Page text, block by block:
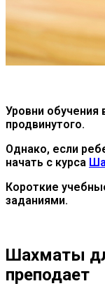
Уровни обучения
продвинутого.
Однако, если
начать с курса
Короткие
заданиями.
Шахматы
преподает